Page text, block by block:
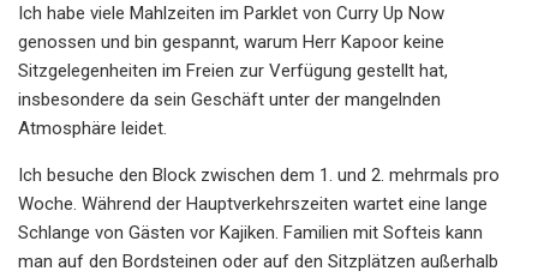
Ich habe viele Mahlzeiten im Parklet von Curry Up Now
genossen und bin gespannt, warum Herr Kapoor keine
Sitzgelegenheiten im Freien zur Verfügung gestellt hat,
insbesondere da sein Geschäft unter der mangelnden
Atmosphäre leidet.
Ich besuche den Block zwischen dem 1. und 2. mehrmals pro
Woche. Während der Hauptverkehrszeiten wartet eine lange
Schlange von Gästen vor Kajiken. Familien mit Softeis kann
man auf den Bordsteinen oder auf den Sitzplätzen außerhalb